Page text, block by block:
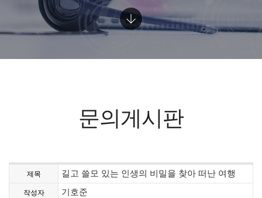
문의게시판
제목 길고 쓸모 있는 인생의 비밀을 찾아 떠난 여행
작성자 기호준